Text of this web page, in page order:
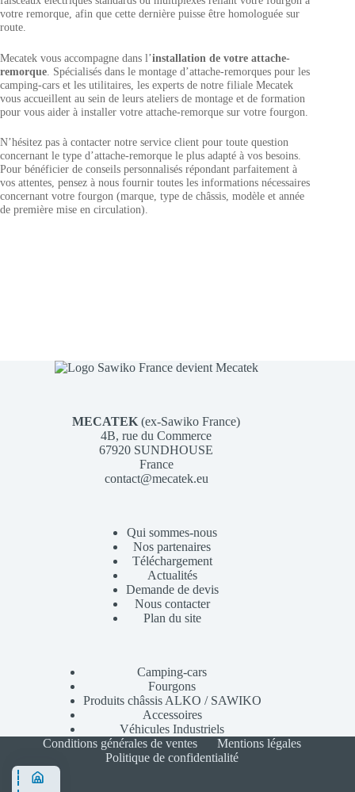
votre remorque, afin que cette dernière puisse être homologuée sur
route.
Mecatek vous accompagne dans l’installation de votre attache-
remorque . Spécialisés dans le montage d’attache-remorques pour les
camping-cars et les utilitaires, les experts de notre filiale Mecatek
vous accueillent au sein de leurs ateliers de montage et de formation
pour vous aider à installer votre attache-remorque sur votre fourgon.
N’hésitez pas à contacter notre service client pour toute question
concernant le type d’attache-remorque le plus adapté à vos besoins.
Pour bénéficier de conseils personnalisés répondant parfaitement à
vos attentes, pensez à nous fournir toutes les informations nécessaires
concernant votre fourgon (marque, type de châssis, modèle et année
de première mise en circulation).
MECATEK (ex-Sawiko France)
4B, rue du Commerce
67920 SUNDHOUSE
France
contact@mecatek.eu
Qui sommes-nous
Nos partenaires
Téléchargement
Actualités
Demande de devis
Nous contacter
Plan du site
Camping-cars
Fourgons
Produits châssis ALKO / SAWIKO
Accessoires
Véhicules Industriels
Conditions générales de ventes
Mentions légales
Politique de confidentialité